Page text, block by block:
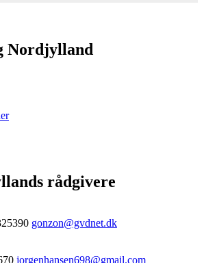
Nordjylland
rådgivere
gonzon@gvdnet.dk
jorgenhansen698@gmail.com